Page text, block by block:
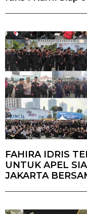
FAHIRA IDRIS
UNTUK APEL
JAKARTA